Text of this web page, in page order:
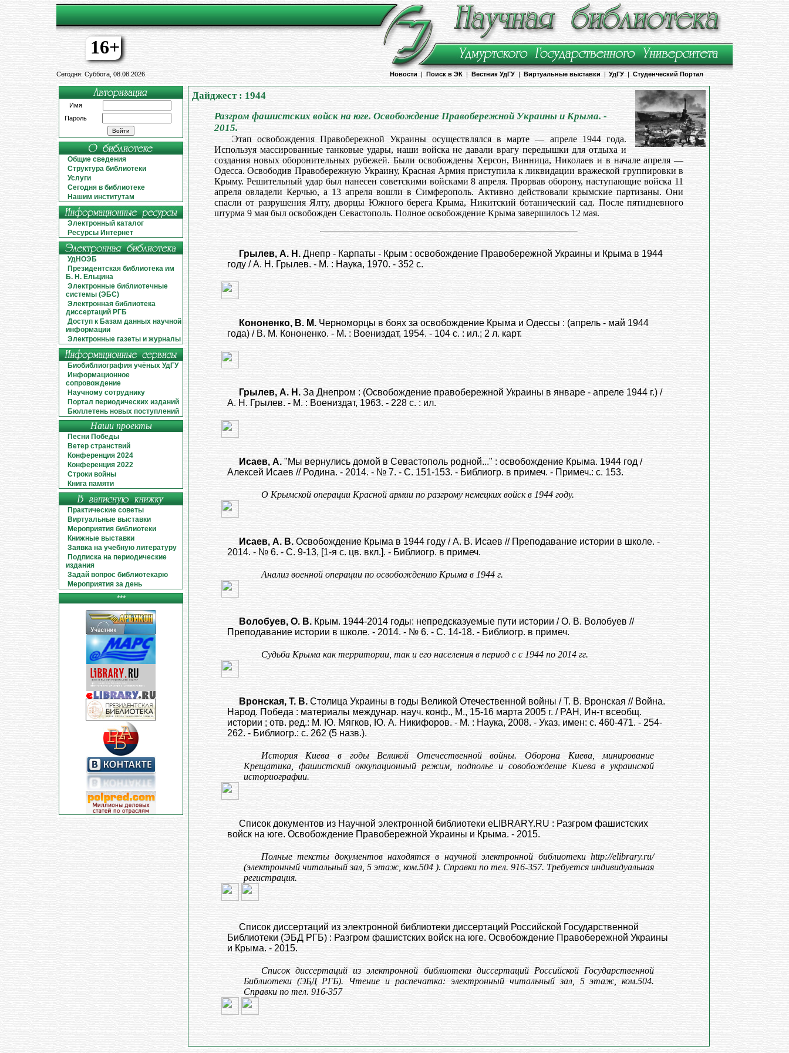
16+
Сегодня: Суббота, 08.08.2026. Новости | Поиск в ЭК | Вестник УдГУ | Виртуальные выставки | УдГУ | Студенческий Портал
Имя
Пароль
Общие сведения
Структура библиотеки
Услуги
Сегодня в библиотеке
Нашим институтам
Электронный каталог
Ресурсы Интернет
УдНОЭБ
Президентская библиотека им
Б. Н. Ельцина
Электронные библиотечные
системы (ЭБС)
Электронная библиотека
диссертаций РГБ
Доступ к Базам данных научной
информации
Электронные газеты и журналы
Биобиблиография учёных УдГУ
Информационное
сопровождение
Научному сотруднику
Портал периодических изданий
Бюллетень новых поступлений
Наши проекты
Песни Победы
Ветер странствий
Конференция 2024
Конференция 2022
Строки войны
Книга памяти
Практические советы
Виртуальные выставки
Мероприятия библиотеки
Книжные выставки
Заявка на учебную литературу
Подписка на периодические
издания
Задай вопрос библиотекарю
Мероприятия за день
***
Дайджест : 1944
Разгром фашистских войск на юге. Освобождение Правобережной Украины и Крыма. -
2015.
Этап освобождения Правобережной Украины осуществлялся в марте — апреле 1944 года.
Используя массированные танковые удары, наши войска не давали врагу передышки для отдыха и
создания новых оборонительных рубежей. Были освобождены Херсон, Винница, Николаев и в начале апреля —
Одесса. Освободив Правобережную Украину, Красная Армия приступила к ликвидации вражеской группировки в
Крыму. Решительный удар был нанесен советскими войсками 8 апреля. Прорвав оборону, наступающие войска 11
апреля овладели Керчью, а 13 апреля вошли в Симферополь. Активно действовали крымские партизаны. Они
спасли от разрушения Ялту, дворцы Южного берега Крыма, Никитский ботанический сад. После пятидневного
штурма 9 мая был освобожден Севастополь. Полное освобождение Крыма завершилось 12 мая.
Грылев, А. Н. Днепр - Карпаты - Крым : освобождение Правобережной Украины и Крыма в 1944
году / А. Н. Грылев. - М. : Наука, 1970. - 352 с.
Кононенко, В. М. Черноморцы в боях за освобождение Крыма и Одессы : (апрель - май 1944
года) / В. М. Кононенко. - М. : Воениздат, 1954. - 104 с. : ил.; 2 л. карт.
Грылев, А. Н. За Днепром : (Освобождение правобережной Украины в январе - апреле 1944 г.) /
А. Н. Грылев. - М. : Воениздат, 1963. - 228 с. : ил.
Исаев, А. "Мы вернулись домой в Севастополь родной..." : освобождение Крыма. 1944 год /
Алексей Исаев // Родина. - 2014. - № 7. - С. 151-153. - Библиогр. в примеч. - Примеч.: с. 153.
О Крымской операции Красной армии по разгрому немецких войск в 1944 году.
Исаев, А. В. Освобождение Крыма в 1944 году / А. В. Исаев // Преподавание истории в школе. -
2014. - № 6. - С. 9-13, [1-я с. цв. вкл.]. - Библиогр. в примеч.
Анализ военной операции по освобождению Крыма в 1944 г.
Волобуев, О. В. Крым. 1944-2014 годы: непредсказуемые пути истории / О. В. Волобуев //
Преподавание истории в школе. - 2014. - № 6. - С. 14-18. - Библиогр. в примеч.
Судьба Крыма как территории, так и его населения в период с с 1944 по 2014 гг.
Вронская, Т. В. Столица Украины в годы Великой Отечественной войны / Т. В. Вронская // Война.
Народ. Победа : материалы междунар. науч. конф., М., 15-16 марта 2005 г. / РАН, Ин-т всеобщ.
истории ; отв. ред.: М. Ю. Мягков, Ю. А. Никифоров. - М. : Наука, 2008. - Указ. имен: с. 460-471. - 254-
262. - Библиогр.: с. 262 (5 назв.).
История Киева в годы Великой Отечественной войны. Оборона Киева, минирование
Крещатика, фашистский оккупационный режим, подполье и совобождение Киева в украинской
историографии.
Список документов из Научной электронной библиотеки eLIBRARY.RU : Разгром фашистских
войск на юге. Освобождение Правобережной Украины и Крыма. - 2015.
Полные тексты документов находятся в научной электронной библиотеки http://elibrary.ru/
(электронный читальный зал, 5 этаж, ком.504 ). Справки по тел. 916-357. Требуется индивидуальная
регистрация.
Список диссертаций из электронной библиотеки диссертаций Российской Государственной
Библиотеки (ЭБД РГБ) : Разгром фашистских войск на юге. Освобождение Правобережной Украины
и Крыма. - 2015.
Список диссертаций из электронной библиотеки диссертаций Российской Государственной
Библиотеки (ЭБД РГБ). Чтение и распечатка: электронный читальный зал, 5 этаж, ком.504.
Справки по тел. 916-357